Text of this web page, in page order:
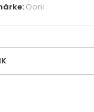
Ooni